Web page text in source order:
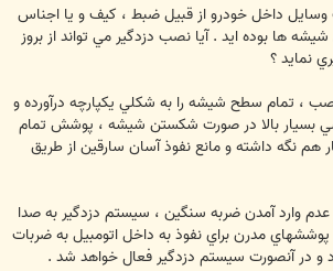
داخل خودرو از قبيل ضبط ، كيف و يا اجناس
ها بوده ايد . آيا نصب دزدگير مي تواند از بروز
نمايد ؟
، تمام سطح شيشه را به شكلي يكپارچه درآورده و
بسيار بالا در صورت شكستن شيشه ، پوشش تمام
هم نگه داشته و مانع نفوذ آسان سارقين از طريق
وارد آمدن ضربه سنگين ، سيستم دزدگير به صدا
مدرن براي نفوذ به داخل اتومبيل به ضربات
و در آنصورت سيستم دزدگير فعال خواهد شد .